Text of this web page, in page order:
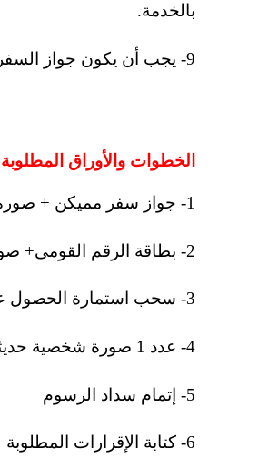
بالخدمة.
9- يجب أن يكون جواز السفر ساريا بحد أدنى عامين ميلاديين.
الخطوات والأوراق
1- جواز سفر مميكن + صورة منه
2- بطاقة الرقم القومى+ صورة منها
3- سحب استمارة الحصول على الخدمة عبر مبنى الخدمة
4- عدد 1 صورة شخصية حديثة
5- إتمام سداد الرسوم
6- كتابة الإقرارات المطلوبة